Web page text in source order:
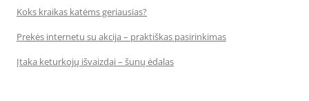
Koks kraikas katėms geriausias?
Prekės internetu su akcija – praktiškas pasirinkimas
Įtaka keturkojų išvaizdai – šunų ėdalas